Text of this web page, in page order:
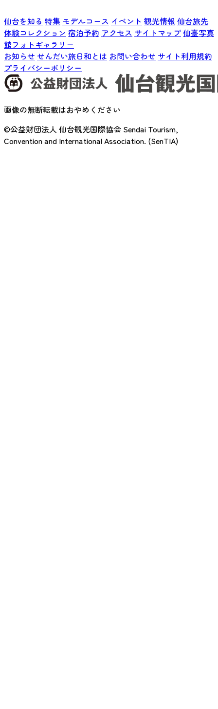
仙台を知る 特集 モデルコース イベント 観光情報 仙台旅先
体験コレクション 宿泊予約 アクセス サイトマップ仙臺写真
館フォトギャラリー
お知らせ せんだい旅日和とは お問い合わせ サイト利用規約
プライバシーポリシー
画像の無断転載はおやめください
©公益財団法人 仙台観光国際協会 Sendai Tourism,
Convention and International Association. (SenTIA)